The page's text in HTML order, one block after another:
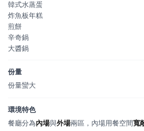
韓式水蒸蛋
炸魚板年糕
煎餅
辛奇鍋
大醬鍋
份量
份量蠻大
環境特色
餐廳分為內場與外場兩區，內場用餐空間寬